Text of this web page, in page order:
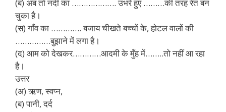
(ब) अब तो नदी का ………………. उभरे हुए ………की तरह रेत बन
चुका है।
(स) गाँव का …………. बजाय चीखते बच्चों के, होटल वालों की
……………बुझाने में लगा है।
(द) आम को देखकर…………आदमी के मुँह में……..तो नहीं आ रहा
है।
उत्तर
(अ) ऋण, स्वप्न,
(ब) पानी, दर्द